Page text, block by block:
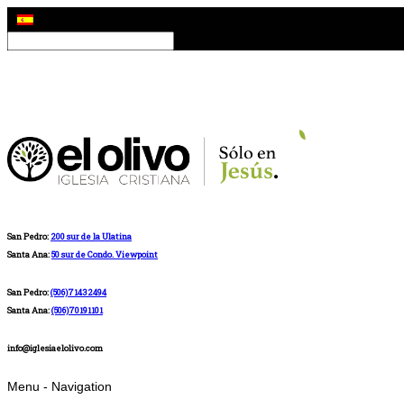
San Pedro: 200 sur de la Ulatina
Santa Ana:50 sur de Condo. Viewpoint
San Pedro:(506)71432494
Santa Ana:(506)70191101
info@iglesiaelolivo.com
Menu - Navigation